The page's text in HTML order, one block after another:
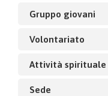
Gruppo giovani
Volontariato
Attività spirituale
Sede